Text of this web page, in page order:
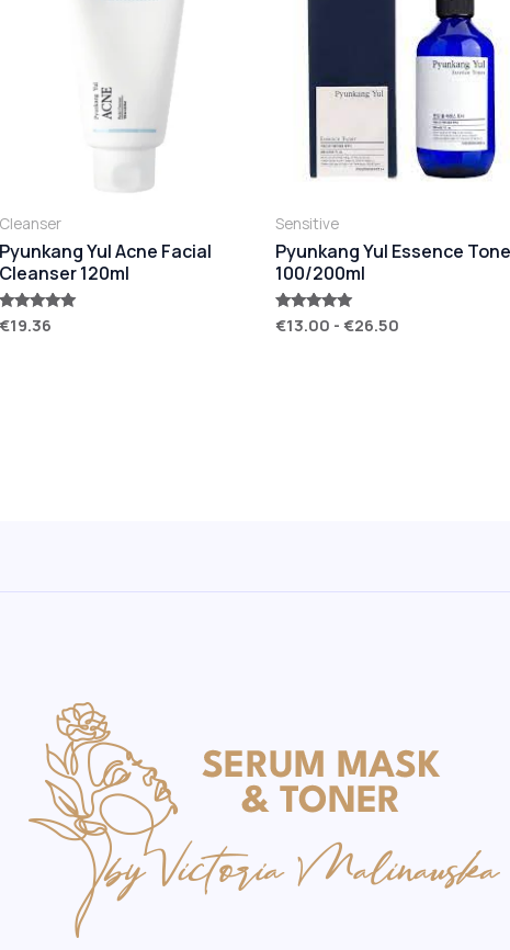
Cleanser
Pyunkang Yul Acne Facial
Cleanser 120ml
Rated
€19.36
Sensitive
Pyunkang Yul Essence
100/200ml
Rated
€13.00 - €26.50